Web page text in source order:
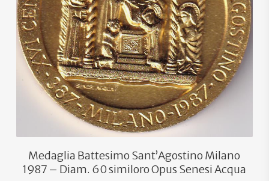
€70,00
Medaglia Battesimo Sant’Agostino Milano
1987 – Diam. 60 similoro Opus Senesi Acqua